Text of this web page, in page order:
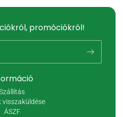
visszaküldése
ÁSZF
promóciókról!